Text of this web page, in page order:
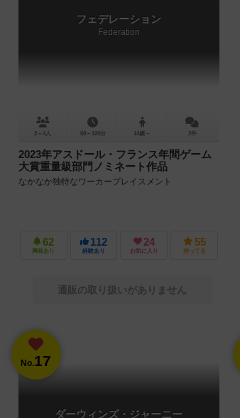
フェデレーション
Federation
2～4人 60～120分 14歳～ 2件
2023年アスドール・フランス年間ゲーム
大賞重量級部門ノミネート作品
なかなか独特なワーカープレイスメント
62
興味あり
112
経験あり
24
お気に入り
55
持ってる
通販の取り扱いがありません
No.17
ダーウィンズ・ジャーニー